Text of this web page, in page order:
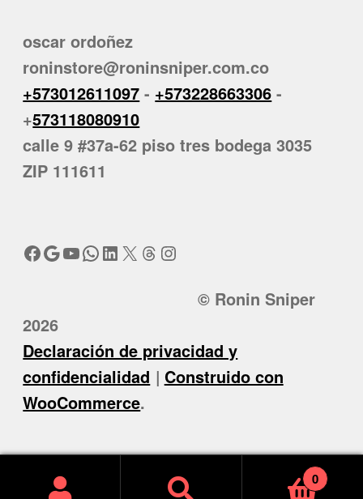
oscar ordoñez
roninstore@roninsniper.com.co
+573012611097 - +573228663306 -
+573118080910
calle 9 #37a-62 piso tres bodega 3035
ZIP 111611
Facebook
Google
YouTube
WhatsApp
LinkedIn
X Threads
Instagram
© Ronin Sniper
2026
Declaración de privacidad y
confidencialidad
Construido con
WooCommerce.
0